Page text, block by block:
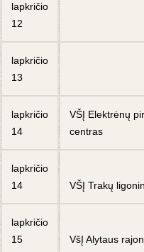
lapkričio
12
lapkričio
13
lapkričio
14
VŠĮ Elektrėnų
centras
lapkričio
14
VŠĮ Trakų
lapkričio
15
VšĮ Alytaus